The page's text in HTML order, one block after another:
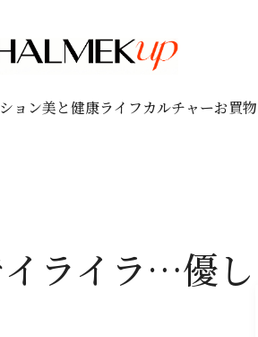
ョン美と健康ライフカルチャーお買物
ライラ…優し